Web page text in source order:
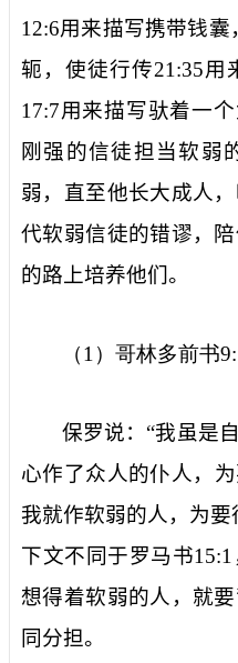
12:6用来描写携带钱囊
轭，使徒行传21:35用
17:7用来描写驮着一
刚强的信徒担当软弱
弱，直至他长大成人
代软弱信徒的错谬，
的路上培养他们。
（1 ）哥林多前书
保罗说：“我虽是
心作了众人的仆人，
我就作软弱的人，为
下文不同于罗马书15:1
想得着软弱的人，就
同分担。